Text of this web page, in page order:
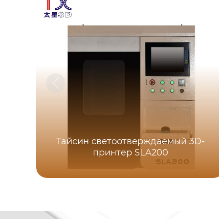
Тайсин светоотверждаемый 3D-
принтер SLA200